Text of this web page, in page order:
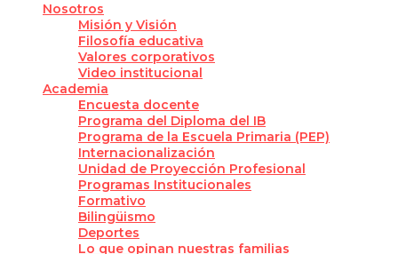
Nosotros
Misión y Visión
Filosofía educativa
Valores corporativos
Video institucional
Academia
Encuesta docente
Programa del Diploma del IB
Programa de la Escuela Primaria (PEP)
Internacionalización
Unidad de Proyección Profesional
Programas Institucionales
Formativo
Bilingüismo
Deportes
Lo que opinan nuestras familias